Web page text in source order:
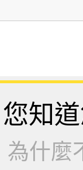
您知
為什麼